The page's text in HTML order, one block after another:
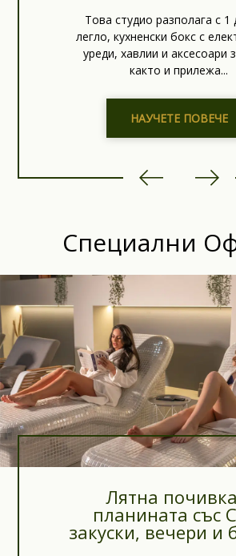
Това студио разполага с 1
легло, кухненски бокс с
уреди, хавлии и аксесоари
както и прилежа...
НАУЧЕТЕ ПОВЕЧЕ
Специални
Лятна
планината със
закуски, вечери и